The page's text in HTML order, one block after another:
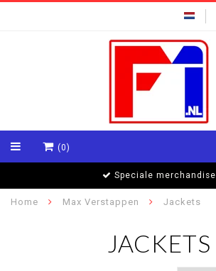
(0)
Speciale merchandise
Home Max Verstappen Jackets
JACKETS